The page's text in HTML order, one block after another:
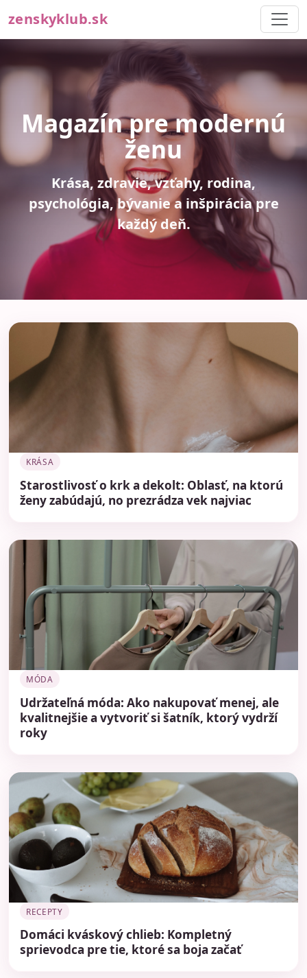
zenskyklub.sk
Magazín pre modernú
ženu
Krása, zdravie, vzťahy, rodina,
psychológia, bývanie a inšpirácia pre
každý deň.
KRÁSA
Starostlivosť o krk a dekolt: Oblasť, na ktorú
ženy zabúdajú, no prezrádza vek najviac
MÓDA
Udržateľná móda: Ako nakupovať menej, ale
kvalitnejšie a vytvoriť si šatník, ktorý vydrží
roky
RECEPTY
Domáci kváskový chlieb: Kompletný
sprievodca pre tie, ktoré sa boja začať